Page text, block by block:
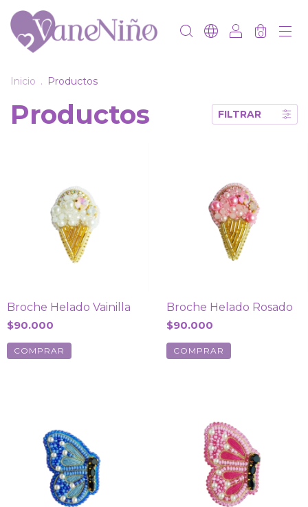
0
Inicio . Productos
Productos FILTRAR
Broche Helado Vainilla
$90.000
Broche Helado Rosado
$90.000